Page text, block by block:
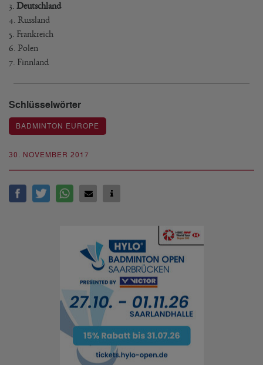
30. NOVEMBER 2017
3. Deutschland
4. Russland
5. Frankreich
6. Polen
7. Finnland
Schlüsselwörter
BADMINTON EUROPE